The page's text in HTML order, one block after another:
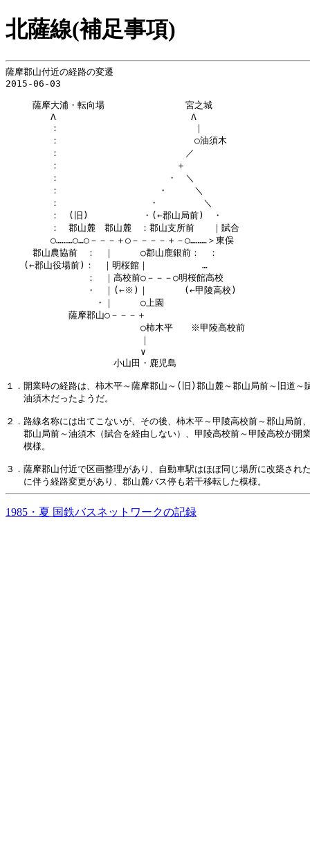
北薩線(補足事項)
薩摩郡山付近の経路の変遷
2015-06-03
薩摩大浦・転向場　　　　　　　　　宮之城
Λ　　　　　　　　　　　　　　　Λ
：　　　　　　　　　　　　　　　｜
：　　　　　　　　　　　　　　　○油須木
：　　　　　　　　　　　　　　／
：　　　　　　　　　　　　　＋
：　　　　　　　　　　　　・　＼
：　　　　　　　　　　　・　　　＼
：　　　　　　　　　　・　　　　　＼
：　(旧)　　　　　　・(←郡山局前)　・
：　郡山麓　郡山麓　：郡山支所前　　｜賦合
○………○…○－－－＋○－－－－＋－○………＞東俣
郡山農協前　：　｜　　　○郡山鹿銀前：　：
(←郡山役場前)：　｜明桜館｜　　　　　　…
：　｜高校前○－－－○明桜館高校
・　｜(←※)｜　　　　(←甲陵高校)
・｜　　　○上園
薩摩郡山○－－－＋
○柿木平　　※甲陵高校前
｜
∨
小山田・鹿児島
１．開業時の経路は、柿木平～薩摩郡山～(旧)郡山麓～郡山局前～旧道～
油須木だったようだ。
２．路線名称には出てこないが、その後、柿木平～甲陵高校前～郡山局前
郡山局前～油須木（賦合を経由しない）、甲陵高校前～甲陵高校が開
模様。
３．薩摩郡山付近で区画整理があり、自動車駅はほぼ同じ場所に改築され
1985・夏 国鉄バスネットワークの記録